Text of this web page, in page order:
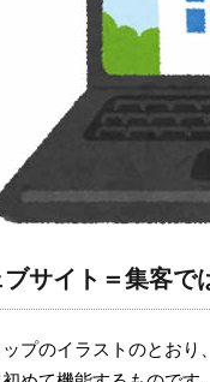
ブサイト＝集客で
プのイラストのとお